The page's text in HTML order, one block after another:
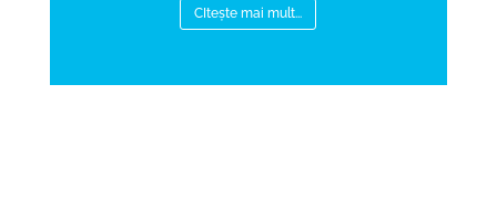
CItește mai mult...